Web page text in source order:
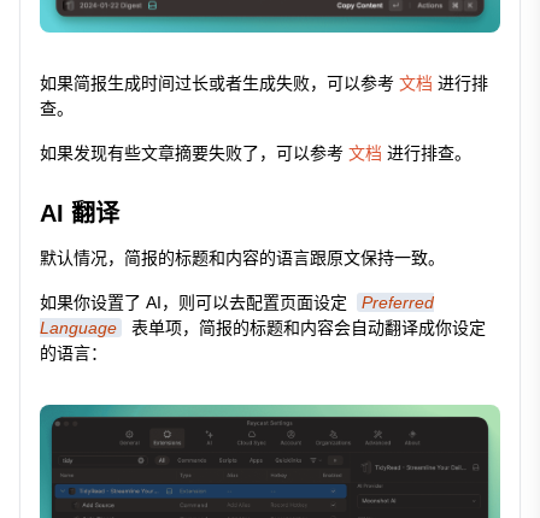
如果简报生成时间过长或者生成失败，可以参考 文档 进行排
查。
如果发现有些文章摘要失败了，可以参考 文档 进行排查。
AI 翻译
默认情况，简报的标题和内容的语言跟原文保持一致。
如果你设置了 AI，则可以去配置页面设定
Preferred
Language
表单项，简报的标题和内容会自动翻译成你设定
的语言：